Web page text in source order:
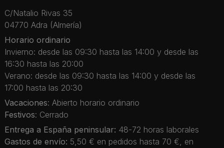
C/Natalio Rivas 35
04770 Adra (Almería)
Horario ordinario
Invierno: desde las 09:30 hasta las 14:00 y desde las
16:30 hasta las 20:00
Verano: desde las 09:30 hasta las 14:00 y desde las
17:00 hasta las 20:30
Vacaciones: Abierto horario ordinario
Festivos: Cerrado
Entrega a España peninsular: 48-72 horas laborales
Gastos de envío: 5,50 € en pedidos hasta 70 €, en